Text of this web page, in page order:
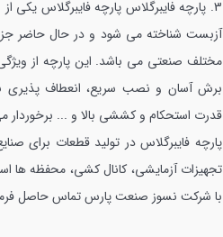
3. پارچه فایبرگلاس
پارچه فایبرگلاس یکی
آزبست شناخته می شود و در حال حاضر
مختلف صنعتی می باشد. این پارچه از
برش آسان و نصب سریع، انعطاف پذیری
قدرت استحکام و کششی بالا و ... برخوردار
پارچه فایبرگلاس در تولید قطعات برای
تجهیزات آزمایشی، کانال کشی، محفظه ها
با شرکت نسوز صنعت پارس تماس حاصل